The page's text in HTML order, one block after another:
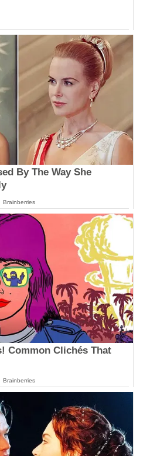
By The Way She
Brainberries
Common Clichés That
Brainberries